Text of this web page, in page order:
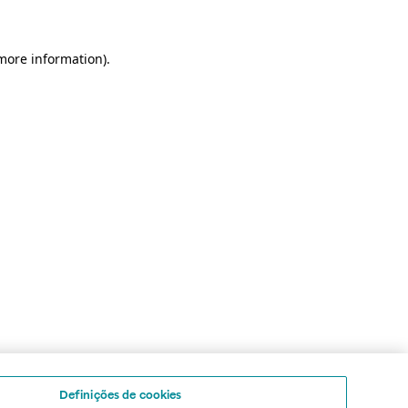
information).
Definições de cookies